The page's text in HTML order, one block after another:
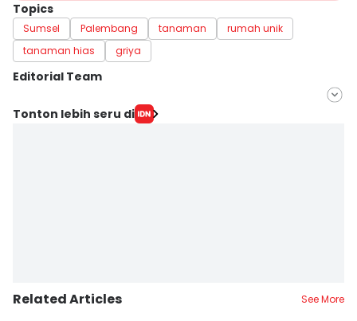
Topics
Sumsel Palembang tanaman
rumah unik
tanaman hias
griya
Editorial Team
Editor
Tonton lebih seru di
Related Articles See More